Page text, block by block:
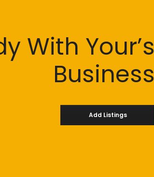
With Your’s
Business
Add Listings